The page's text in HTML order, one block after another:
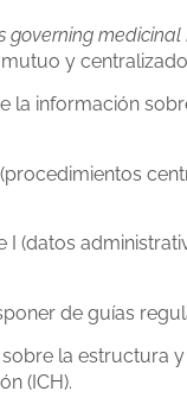
governing
y
información
I (datos
de guías
la estructura
(ICH).